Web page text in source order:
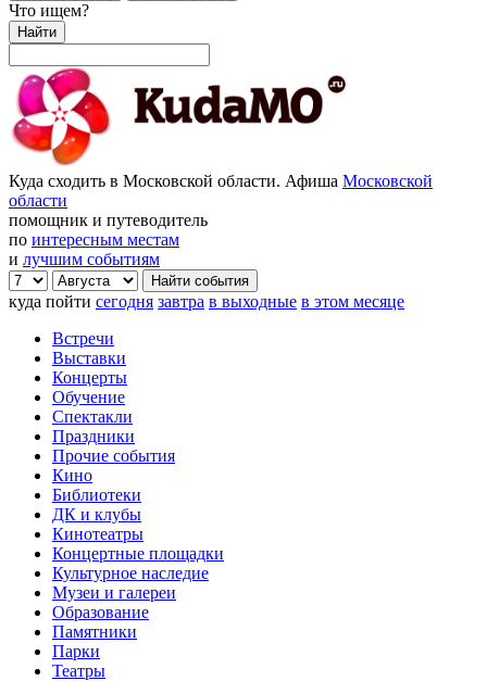
Что ищем?
Найти
Куда сходить в Московской области. Афиша Московской
области
помощник и путеводитель
по интересным местам
и лучшим событиям
куда пойти сегодня завтра в выходные в этом месяце
Встречи
Выставки
Концерты
Обучение
Спектакли
Праздники
Прочие события
Кино
Библиотеки
ДК и клубы
Кинотеатры
Концертные площадки
Культурное наследие
Музеи и галереи
Образование
Памятники
Парки
Театры